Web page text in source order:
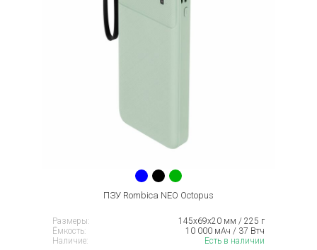
ПЗУ Rombica NEO Octopus
Размеры:
145х69х20 мм / 225 г
Ёмкость:
10 000 мАч / 37 Втч
Наличие:
Есть в наличии